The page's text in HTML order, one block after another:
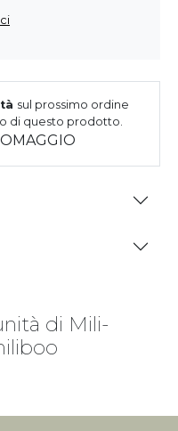
sul prossimo ordine
di questo prodotto.
di Mili-